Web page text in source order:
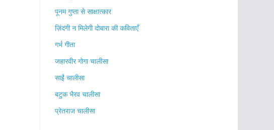
पूनम गुप्ता से साक्षात्कार
ज़िंदगी न मिलेगी दोबारा की कविताएँ
गर्भ गीता
जहारवीर गोगा चालीसा
साईं चालीसा
बटुक भैरव चालीसा
प्रेतराज चालीसा